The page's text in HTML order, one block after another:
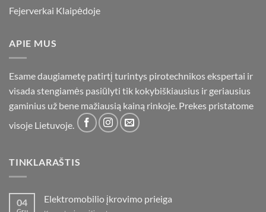
Fejerverkai Klaipėdoje
APIE MUS
Esame daugiametę patirtį turintys pirotechnikos ekspertai ir
visada stengiamės pasiūlyti tik kokybiškiausius ir geriausius
gaminius už bene mažiausią kainą rinkoje. Prekes pristatome
visoje Lietuvoje.
TINKLARAŠTIS
04 Elektromobilio įkrovimo prieiga